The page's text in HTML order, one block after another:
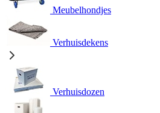
Meubelhondjes
Verhuisdekens
Verhuisdozen